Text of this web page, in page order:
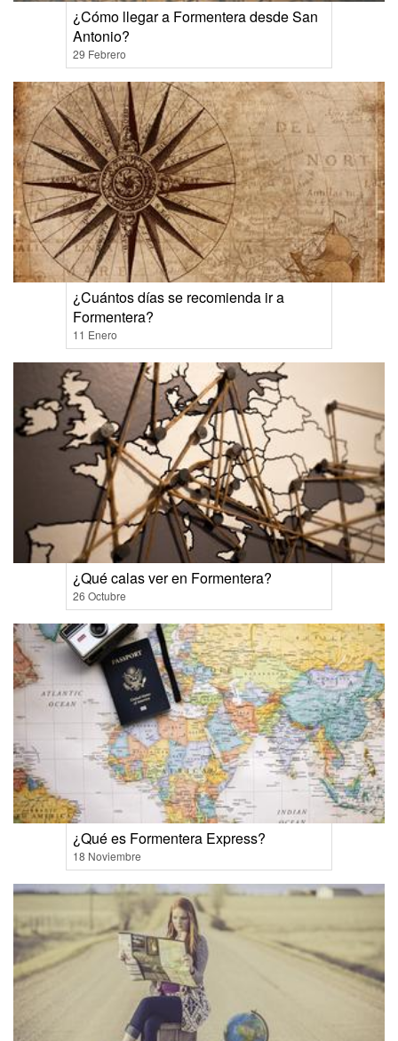
¿Cómo llegar a Formentera desde San
Antonio?
29 Febrero
¿Cuántos días se recomienda ir a
Formentera?
11 Enero
¿Qué calas ver en Formentera?
26 Octubre
¿Qué es Formentera Express?
18 Noviembre